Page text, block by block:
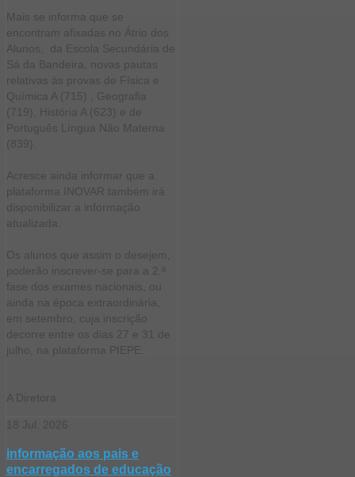
Mais se informa que se
encontram afixadas no Átrio dos
Alunos, da Escola Secundária de
Sá da Bandeira, novas pautas
relativas às provas de Física e
Química A (715) , Geografia
(719), História A (623) e de
Português Língua Não Materna
(839).
Acresce ainda informar que a
plataforma INOVAR também irá
disponibilizar a informação
atualizada.
Os alunos que assim o desejem,
poderão inscrever-se para a 2.ª
fase dos exames nacionais, ou
ainda na época extraordinária,
em setembro, cuja inscrição
decorre entre os dias 27 e 31 de
julho, na plataforma PIEPE.
A Diretora
2026
informação aos pais e
encarregados de educação